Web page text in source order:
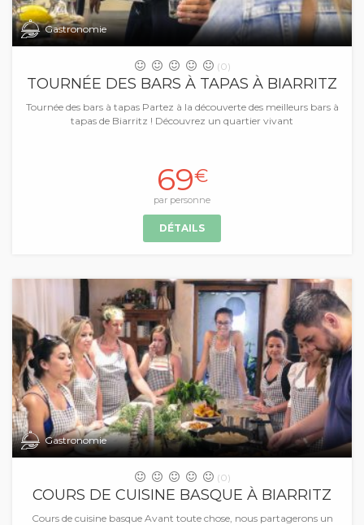
Gastronomie
(0)
TOURNÉE DES BARS À TAPAS À BIARRITZ
Tournée des bars à tapas Partez à la découverte des meilleurs bars à
tapas de Biarritz ! Découvrez un quartier vivant
69€
par personne
DÉTAILS
Gastronomie
(0)
COURS DE CUISINE BASQUE À BIARRITZ
Cours de cuisine basque Avant toute chose, nous partagerons un